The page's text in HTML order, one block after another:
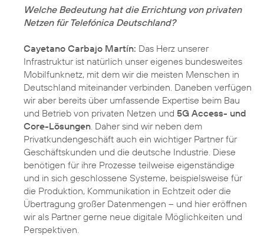
Welche Bedeutung hat die Errichtung von privaten
Netzen für Telefónica Deutschland?
Cayetano Carbajo Martín: Das Herz unserer
Infrastruktur ist natürlich unser eigenes bundesweites
Mobilfunknetz, mit dem wir die meisten Menschen in
Deutschland miteinander verbinden. Daneben verfügen
wir aber bereits über umfassende Expertise beim Bau
und Betrieb von privaten Netzen und 5G Access- und
Core-Lösungen . Daher sind wir neben dem
Privatkundengeschäft auch ein wichtiger Partner für
Geschäftskunden und die deutsche Industrie. Diese
benötigen für ihre Prozesse teilweise eigenständige
und in sich geschlossene Systeme, beispielsweise für
die Produktion, Kommunikation in Echtzeit oder die
Übertragung großer Datenmengen – und hier eröffnen
wir als Partner gerne neue digitale Möglichkeiten und
Perspektiven.